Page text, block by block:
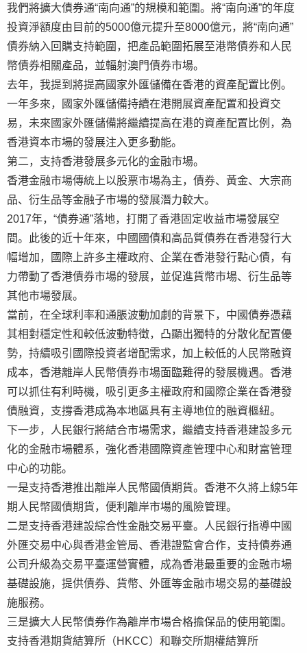
我們將擴大債券通“南向通”的規模和範圍。將“南向通”的年度
投資淨額度由目前的5000億元提升至8000億元，將“南向通”
債券納入回購支持範圍，把產品範圍拓展至港幣債券和人民
幣債券相關產品，並輻射澳門債券市場。
去年，我提到將提高國家外匯儲備在香港的資產配置比例。
一年多來，國家外匯儲備持續在港開展資產配置和投資交
易，未來國家外匯儲備將繼續提高在港的資產配置比例，為
香港資本市場的發展注入更多動能。
第二，支持香港發展多元化的金融市場。
香港金融市場傳統上以股票市場為主，債券、黃金、大宗商
品、衍生品等金融子市場的發展潛力較大。
2017年，“債券通”落地，打開了香港固定收益市場發展空
間。此後的近十年來，中國國債和高品質債券在香港發行大
幅增加，國際上許多主權政府、企業在香港發行點心債，有
力帶動了香港債券市場的發展，並促進貨幣市場、衍生品等
其他市場發展。
當前，在全球利率和通脹波動加劇的背景下，中國債券憑藉
其相對穩定性和較低波動特徵，凸顯出獨特的分散化配置優
勢，持續吸引國際投資者增配需求，加上較低的人民幣融資
成本，香港離岸人民幣債券市場面臨難得的發展機遇。香港
可以抓住有利時機，吸引更多主權政府和國際企業在香港發
債融資，支撐香港成為本地區具有主導地位的融資樞紐。
下一步，人民銀行將結合市場需求，繼續支持香港建設多元
化的金融市場體系，強化香港國際資產管理中心和財富管理
中心的功能。
一是支持香港推出離岸人民幣國債期貨。香港不久將上線5年
期人民幣國債期貨，便利離岸市場的風險管理。
二是支持香港建設綜合性金融交易平臺。人民銀行指導中國
外匯交易中心與香港金管局、香港證監會合作，支持債券通
公司升級為交易平臺運營實體，成為香港最重要的金融市場
基礎設施，提供債券、貨幣、外匯等金融市場交易的基礎設
施服務。
三是擴大人民幣債券作為離岸市場合格擔保品的使用範圍。
支持香港期貨結算所（HKCC）和聯交所期權結算所